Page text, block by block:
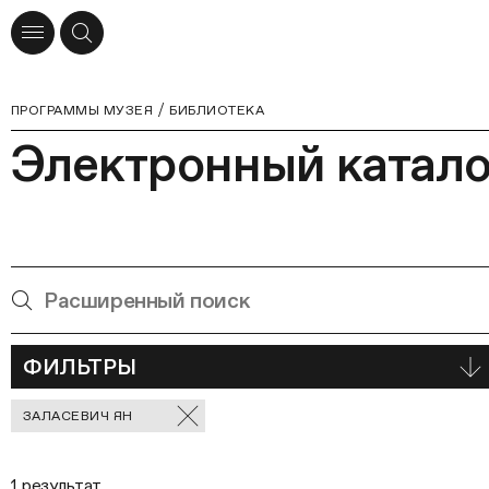
ПРОГРАММЫ МУЗЕЯ БИБЛИОТЕКА
Электронный
ФИЛЬТРЫ
Отмеченные
фильтры
ЗАЛАСЕВИЧ ЯН